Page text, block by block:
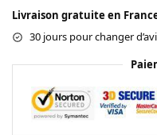
Livraison gratuite en France
30 jours pour changer